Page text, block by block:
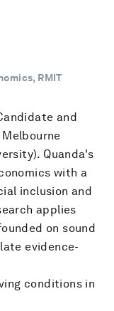
RMIT
and
Quanda's
with a
inclusion and
applies
on sound
evidence-
conditions in